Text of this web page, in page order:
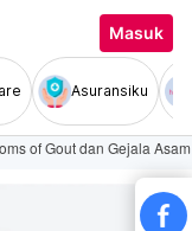
Masuk
Asuransiku
of Gout dan Gejala